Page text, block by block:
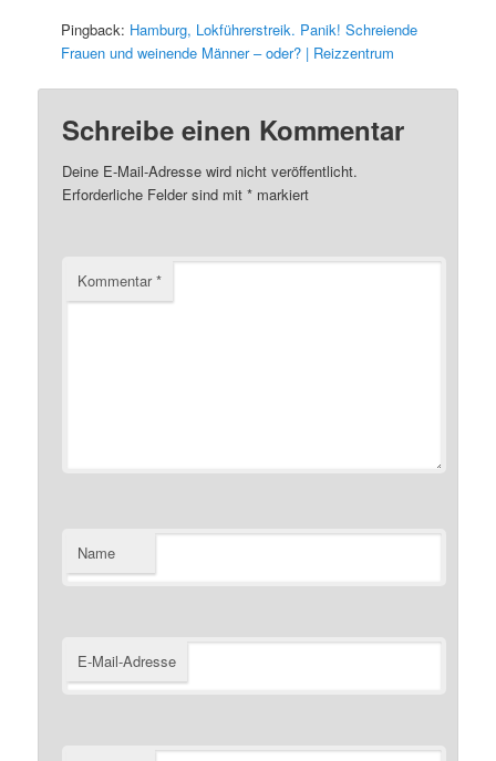
Pingback: Hamburg, Lokführerstreik. Panik! Schreiende
Frauen und weinende Männer – oder? | Reizzentrum
Schreibe einen Kommentar
Deine E-Mail-Adresse wird nicht veröffentlicht.
Erforderliche Felder sind mit* markiert
Kommentar*
Name
E-Mail-Adresse